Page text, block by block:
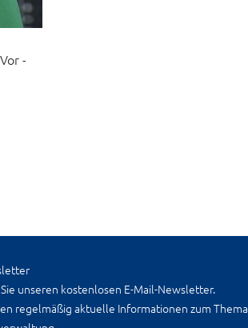
-
unseren kostenlosen E-Mail-Newsletter.
regelmäßig aktuelle Informationen zum Thema